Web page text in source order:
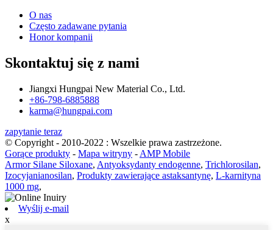
O nas
Często zadawane pytania
Honor kompanii
Skontaktuj się z nami
Jiangxi Hungpai New Material Co., Ltd.
+86-798-6885888
karma@hungpai.com
zapytanie teraz
© Copyright - 2010-2022 : Wszelkie prawa zastrzeżone.
Gorące produkty - Mapa witryny - AMP Mobile
Armor Silane Siloxane, Antyoksydanty endogenne, Trichlorosilan,
Izocyjanianosilan, Produkty zawierające astaksantynę, L-karnityna
1000 mg,
Wyślij e-mail
x